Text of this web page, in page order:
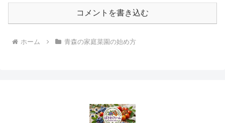
コメントを書き込む
ホーム 青森の家庭菜園の始め方